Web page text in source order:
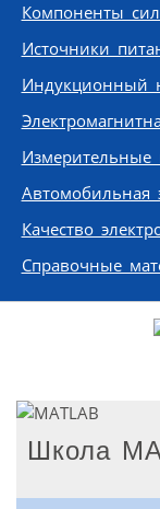
Компоненты
Источники
Индукционный
Измерительные
Автомобильная
Качество
Справочные
Школа